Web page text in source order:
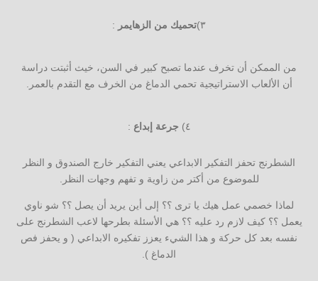
٣) تحميك من الزهايمر :
من الممكن أن تخرف عندما تصبح كبير في السن، خيث أثبتت دراسة
أن الألعاب الاستراتيجية تحمي الدماغ من الخرف مع التقدم بالعمر.
٤) جرعة إبداع :
الشطرنج تحفز التفكير الابداعي يعني التفكير خارج الصندوق و النظر
للموضوع من أكتر من زاوية و تفهم وجهات النظر.
لماذا خصمي عمل هيك يا ترى ؟؟ إلى أين يريد أن يصل ؟؟ شو ناوي
يعمل ؟؟ كيف لازم رد عليه ؟؟ هي الأسئلة بطرحها لاعب الشطرنج على
نفسه بعد كل حركة و هذا الشيء يعزز تفكيره الابداعي ( و يحفز فص
الدماغ ).